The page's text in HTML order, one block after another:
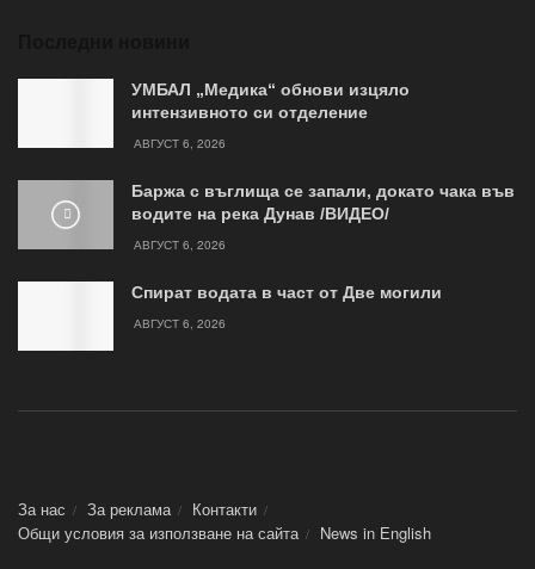
УМБАЛ „Медика“ обнови изцяло
интензивното си отделение
АВГУСТ 6, 2026
Баржа с въглища се запали, докато чака във
водите на река Дунав /ВИДЕО/
АВГУСТ 6, 2026
Спират водата в част от Две могили
АВГУСТ 6, 2026
За нас За реклама
Контакти
Общи условия за използване на сайта
News in Еnglish